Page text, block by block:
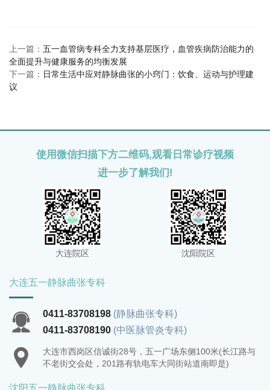
上一篇： 五一血管病专科全力支持基层医疗，血管疾病防治能力的
全面提升与健康服务的均衡发展
下一篇： 日常生活中应对静脉曲张的小窍门：饮食、运动与护理建
议
使用微信扫描下方二维码,观看日常诊疗视频
进一步了解我们!
大连院区 沈阳院区
大连五一静脉曲张专科
0411-83708198 (静脉曲张专科)
0411-83708190 (中医脉管炎专科)
大连市西岗区信诚街28号，五一广场东侧100米(长江路与
不老街交会处，201路有轨电车大同街站道南即是)
沈阳五一静脉曲张专科